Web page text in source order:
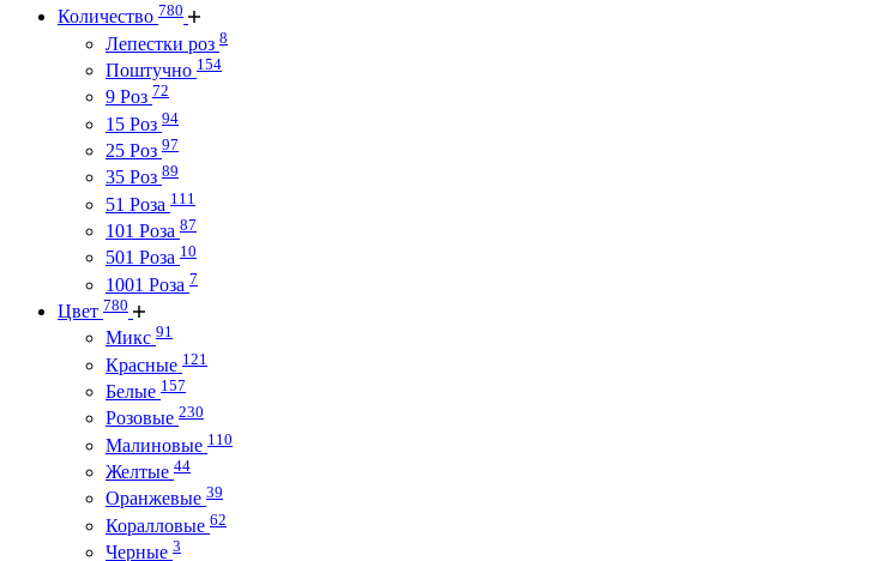
Количество 780
Лепестки роз 8
Поштучно 154
9 Роз 72
15 Роз 94
25 Роз 97
35 Роз 89
51 Роза 111
101 Роза 87
501 Роза 10
1001 Роза 7
Цвет 780
Микс 91
Красные 121
Белые 157
Розовые 230
Малиновые 110
Желтые 44
Оранжевые 39
Коралловые 62
Черные 3